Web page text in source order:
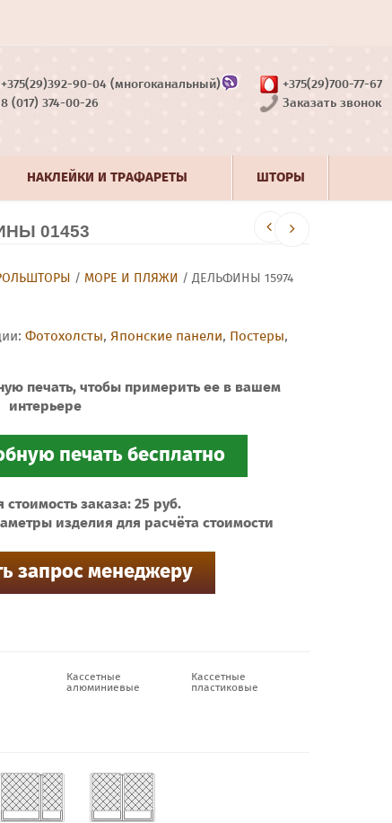
+375(29)392-90-04 (многоканальный)
8 (017) 374-00-26
+375(29)700-77-67
Заказать звонок
НАКЛЕЙКИ И ТРАФАРЕТЫ ШТОРЫ
01453
/ МОРЕ И ПЛЯЖИ / ДЕЛЬФИНЫ 15974
Фотохолсты, Японские панели, Постеры,
печать, чтобы примерить ее в вашем
интерьере
заказа: 25 руб.
изделия для расчёта стоимости
Кассетные
алюминиевые
Кассетные
пластиковые